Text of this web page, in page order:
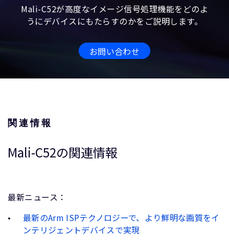
Mali-C52が高度なイメージ信号処理機能をどのよ
うにデバイスにもたらすのかをご説明します。
お問い合わせ
関連情報
Mali-C52の関連情報
最新ニュース：
最新のArm ISPテクノロジーで、より鮮明な画質をイ
ンテリジェントデバイスで実現